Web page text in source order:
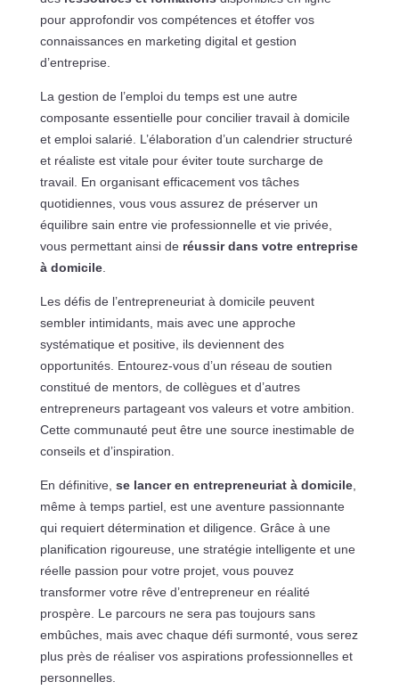
pour approfondir vos compétences et étoffer vos
connaissances en marketing digital et gestion
d’entreprise.
La gestion de l’emploi du temps est une autre
composante essentielle pour concilier travail à domicile
et emploi salarié. L’élaboration d’un calendrier structuré
et réaliste est vitale pour éviter toute surcharge de
travail. En organisant efficacement vos tâches
quotidiennes, vous vous assurez de préserver un
équilibre sain entre vie professionnelle et vie privée,
vous permettant ainsi de réussir dans votre entreprise
à domicile.
Les défis de l’entrepreneuriat à domicile peuvent
sembler intimidants, mais avec une approche
systématique et positive, ils deviennent des
opportunités. Entourez-vous d’un réseau de soutien
constitué de mentors, de collègues et d’autres
entrepreneurs partageant vos valeurs et votre ambition.
Cette communauté peut être une source inestimable de
conseils et d’inspiration.
En définitive, se lancer en entrepreneuriat à domicile,
même à temps partiel, est une aventure passionnante
qui requiert détermination et diligence. Grâce à une
planification rigoureuse, une stratégie intelligente et une
réelle passion pour votre projet, vous pouvez
transformer votre rêve d’entrepreneur en réalité
prospère. Le parcours ne sera pas toujours sans
embûches, mais avec chaque défi surmonté, vous serez
plus près de réaliser vos aspirations professionnelles et
personnelles.